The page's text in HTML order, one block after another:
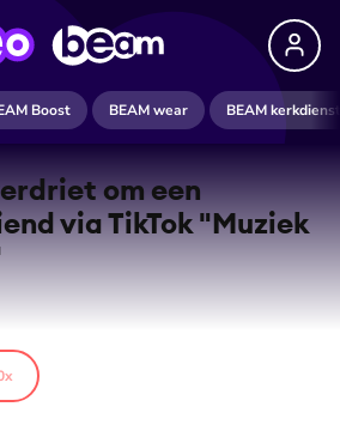
Boost BEAM wear BEAM kerkdienst
om een
via TikTok "Muziek
x